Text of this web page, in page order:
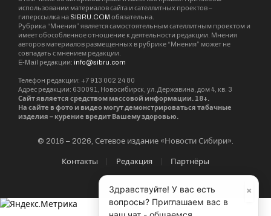
использовании материалов сайта и сателлитных проектов –
гиперссылка на SIBRU.COM обязательна.
Рубрика “Мнения” является самостоятельным сателлитным проектом и
имеет обособленное отношение к деятельности редакции. Мнения
авторов материалов размещенных в рубрике “Мнения” может не
совпадать с мнением редакции.
E-Mail редакции: info@sibru.com
Телефон редакции: +7 913 002 24 80
Адрес редакции: 630091, Новосибирск, ул. Державина, дом 4, кв. 3
Сайт является средством массовой информации. 18+.
На сайте в фото и видео могут демонстрироваться табачные
изделия – курение вредит Вашему здоровью.
© 2016 – 2026, Сетевое издание «Новости Сибири».
Контакты Редакция Партнёры
×
Здравствуйте! У вас есть
вопросы? Приглашаем вас в